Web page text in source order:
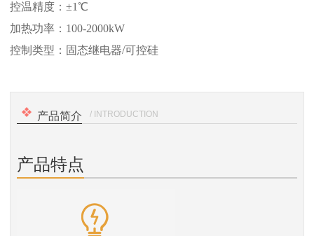
控温精度：±1℃
加热功率：100-2000kW
控制类型：固态继电器/可控硅
产品简介 / INTRODUCTION
产品特点